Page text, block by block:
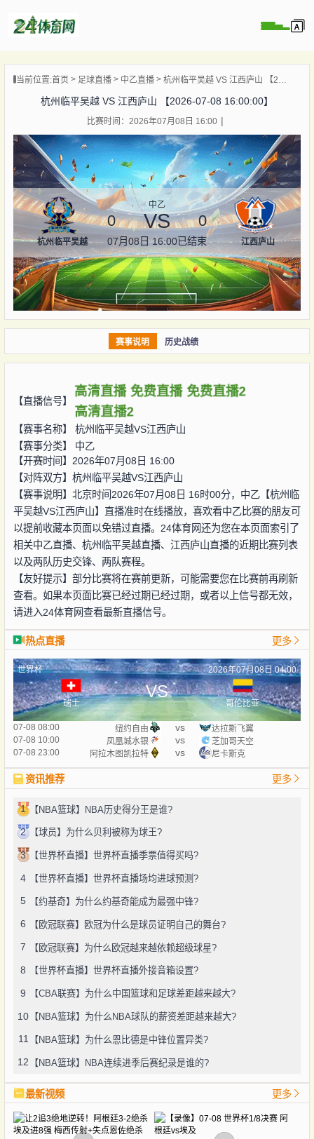
播
播
播
当前位置:首页 足球直播 中乙直播 杭州临平吴越 VS 江西庐山 【2026-07-08 16:00:00】
杭州临平吴越 VS 江西庐山 【2026-07-08 16:00:00】
比赛时间：2026年07月08日 16:00
杭州临平吴越
中乙
0 VS 0
07月08日 16:00已结束 江西庐山
赛事说明 历史战绩
【直播信号】
高清直播 免费直播 免费直播2
高清直播2
【赛事名称】 杭州临平吴越VS江西庐山
【赛事分类】 中乙
【开赛时间】2026年07月08日 16:00
【对阵双方】 杭州临平吴越VS江西庐山
【赛事说明】北京时间2026年07月08日 16时00分，中乙【杭州临
平吴越VS江西庐山】直播准时在线播放，喜欢看中乙比赛的朋友可
以提前收藏本页面以免错过直播。24体育网还为您在本页面索引了
相关中乙直播、杭州临平吴越直播、江西庐山直播的近期比赛列表
以及两队历史交锋、两队赛程。
【友好提示】部分比赛将在赛前更新，可能需要您在比赛前再刷新
查看。如果本页面比赛已经过期已经过期，或者以上信号都无效，
请进入24体育网查看最新直播信号。
热点直播 更多
世界杯 2026年07月08日 04:00
瑞士
VS
哥伦比亚
07-08 08:00 纽约自由 vs
达拉斯飞翼
07-08 10:00
凤凰城水银 vs
芝加哥天空
07-08 23:00
阿拉木图凯拉特 vs 尼卡斯克
资讯推荐 更多
1 【NBA篮球】NBA历史得分王是谁?
2 【球员】为什么贝利被称为球王?
3 【世界杯直播】世界杯直播季票值得买吗?
4 【世界杯直播】世界杯直播场均进球预测?
5 【约基奇】为什么约基奇能成为最强中锋?
6 【欧冠联赛】欧冠为什么是球员证明自己的舞台?
7 【欧冠联赛】为什么欧冠越来越依赖超级球星?
8 【世界杯直播】世界杯直播外接音箱设置?
9 【CBA联赛】为什么中国篮球和足球差距越来越大?
10 【NBA篮球】为什么NBA球队的薪资差距越来越大?
11 【NBA篮球】为什么恩比德是中锋位置异类?
12 【NBA篮球】NBA连续进季后赛纪录是谁的?
最新视频 更多